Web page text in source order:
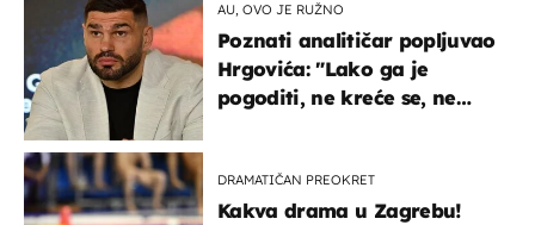
AU, OVO JE RUŽNO
Poznati analitičar popljuvao
Hrgovića: "Lako ga je
pogoditi, ne kreće se, ne
DRAMATIČAN PREOKRET
Kakva drama u Zagrebu!